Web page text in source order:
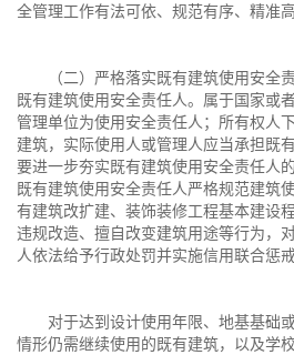
全管理工作有法可依、规范有序、精准高
（二）严格落实既有建筑使用安全责
既有建筑使用安全责任人。属于国家或
管理单位为使用安全责任人；所有权人
建筑，实际使用人或管理人应当承担既
要进一步夯实既有建筑使用安全责任人
既有建筑使用安全责任人严格规范建筑
有建筑改扩建、装饰装修工程基本建设
违规改造、擅自改变建筑用途等行为，
人依法给予行政处罚并实施信用联合惩戒
对于达到设计使用年限、地基基础或
情形仍需继续使用的既有建筑，以及学